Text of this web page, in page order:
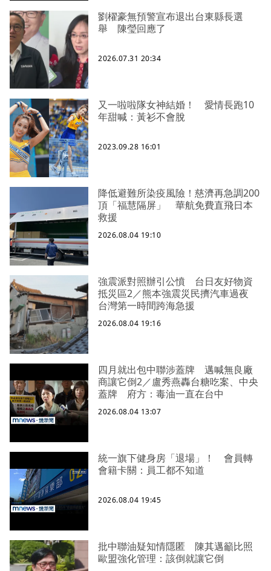
劉櫂豪無預警宣布退出台東縣長選
舉 陳瑩回應了
2026.07.31 20:34
又一啦啦隊女神結婚！ 愛情長跑10
年甜喊：黃衫不會脫
2023.09.28 16:01
降低避難所染疫風險！慈濟再急調200
頂「福慧隔屏」 華航免費直飛日本
救援
2026.08.04 19:10
強震派對照辦引公憤 台日友好物資
抵災區2／熊本強震災民擠汽車過夜
台灣第一時間跨海急援
2026.08.04 19:16
四月就出包中聯涉蓋牌 邁喊無良廠
商讓它倒2／盧秀燕轟台糖吃案、中央
蓋牌 府方：毒油一直在台中
2026.08.04 13:07
統一旗下健身房「退場」！ 會員轉
會籍卡關：員工都不知道
2026.08.04 19:45
批中聯油疑知情隱匿 陳其邁籲比照
歐盟強化管理：該倒就讓它倒